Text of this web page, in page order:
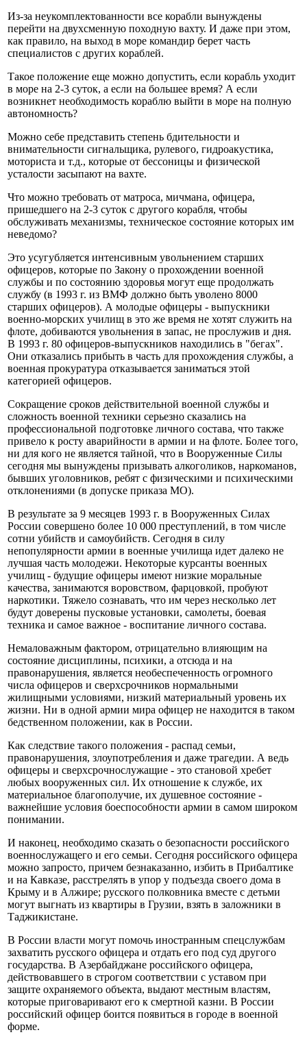
Из-за неукомплектованности все корабли вынуждены
перейти на двухсменную походную вахту. И даже при этом,
как правило, на выход в море командир берет часть
специалистов с других кораблей.
Такое положение еще можно допустить, если корабль уходит
в море на 2-3 суток, а если на большее время? А если
возникнет необходимость кораблю выйти в море на полную
автономность?
Можно себе представить степень бдительности и
внимательности сигнальщика, рулевого, гидроакустика,
моториста и т.д., которые от бессоницы и физической
усталости засыпают на вахте.
Что можно требовать от матроса, мичмана, офицера,
пришедшего на 2-3 суток с другого корабля, чтобы
обслуживать механизмы, техническое состояние которых им
неведомо?
Это усугубляется интенсивным увольнением старших
офицеров, которые по Закону о прохождении военной
службы и по состоянию здоровья могут еще продолжать
службу (в 1993 г. из ВМФ должно быть уволено 8000
старших офицеров). А молодые офицеры - выпускники
военно-морских училищ в это же время не хотят служить на
флоте, добиваются увольнения в запас, не прослужив и дня.
В 1993 г. 80 офицеров-выпускников находились в "бегах".
Они отказались прибыть в часть для прохождения службы, а
военная прокуратура отказывается заниматься этой
категорией офицеров.
Сокращение сроков действительной военной службы и
сложность военной техники серьезно сказались на
профессиональной подготовке личного состава, что также
привело к росту аварийности в армии и на флоте. Более того,
ни для кого не является тайной, что в Вооруженные Силы
сегодня мы вынуждены призывать алкоголиков, наркоманов,
бывших уголовников, ребят с физическими и психическими
отклонениями (в допуске приказа МО).
В результате за 9 месяцев 1993 г. в Вооруженных Силах
России совершено более 10 000 преступлений, в том числе
сотни убийств и самоубийств. Сегодня в силу
непопулярности армии в военные училища идет далеко не
лучшая часть молодежи. Некоторые курсанты военных
училищ - будущие офицеры имеют низкие моральные
качества, занимаются воровством, фарцовкой, пробуют
наркотики. Тяжело сознавать, что им через несколько лет
будут доверены пусковые установки, самолеты, боевая
техника и самое важное - воспитание личного состава.
Немаловажным фактором, отрицательно влияющим на
состояние дисциплины, психики, а отсюда и на
правонарушения, является необеспеченность огромного
числа офицеров и сверхсрочников нормальными
жилищными условиями, низкий материальный уровень их
жизни. Ни в одной армии мира офицер не находится в таком
бедственном положении, как в России.
Как следствие такого положения - распад семьи,
правонарушения, злоупотребления и даже трагедии. А ведь
офицеры и сверхсрочнослужащие - это становой хребет
любых вооруженных сил. Их отношение к службе, их
материальное благополучие, их душевное состояние -
важнейшие условия боеспособности армии в самом широком
понимании.
И наконец, необходимо сказать о безопасности российского
военнослужащего и его семьи. Сегодня российского офицера
можно запросто, причем безнаказанно, избить в Прибалтике
и на Кавказе, расстрелять в упор у подъезда своего дома в
Крыму и в Алжире; русского полковника вместе с детьми
могут выгнать из квартиры в Грузии, взять в заложники в
Таджикистане.
В России власти могут помочь иностранным спецслужбам
захватить русского офицера и отдать его под суд другого
государства. В Азербайджане российского офицера,
действовавшего в строгом соответствии с уставом при
защите охраняемого объекта, выдают местным властям,
которые приговаривают его к смертной казни. В России
российский офицер боится появиться в городе в военной
форме.